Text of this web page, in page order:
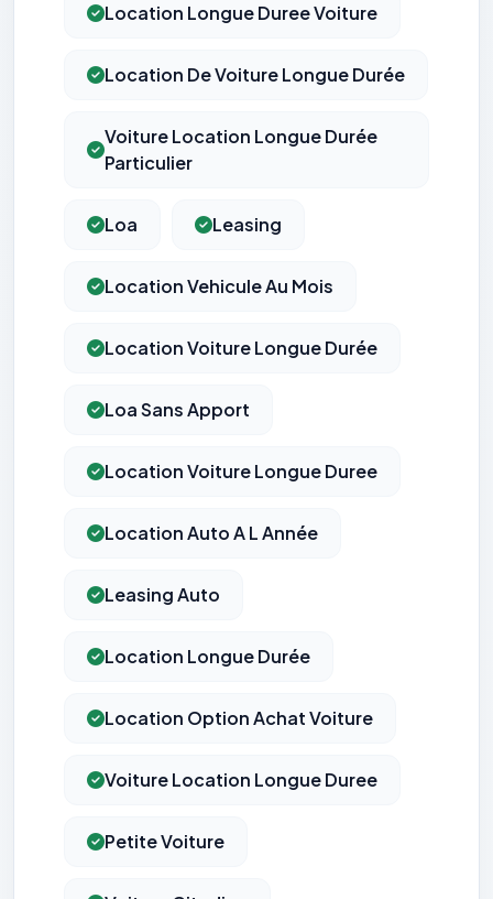
Location Longue Duree Voiture
Location De Voiture Longue Durée
Voiture Location Longue Durée
Particulier
Loa Leasing
Location Vehicule Au Mois
Location Voiture Longue Durée
Loa Sans Apport
Location Voiture Longue Duree
Location Auto A L Année
Leasing Auto
Location Longue Durée
Location Option Achat Voiture
Voiture Location Longue Duree
Petite Voiture